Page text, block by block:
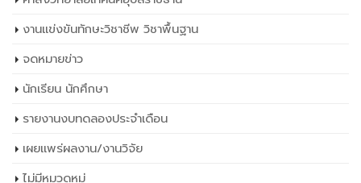
งานแข่งขันทักษะวิชาชีพ วิชาพื้นฐาน